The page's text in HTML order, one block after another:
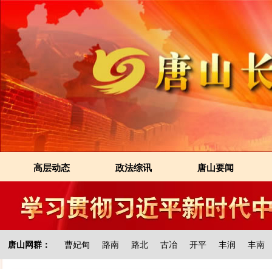
高层动态 政法综讯 唐山要闻
唐山网群： 曹妃甸 路南 路北 古冶 开平 丰润 丰南